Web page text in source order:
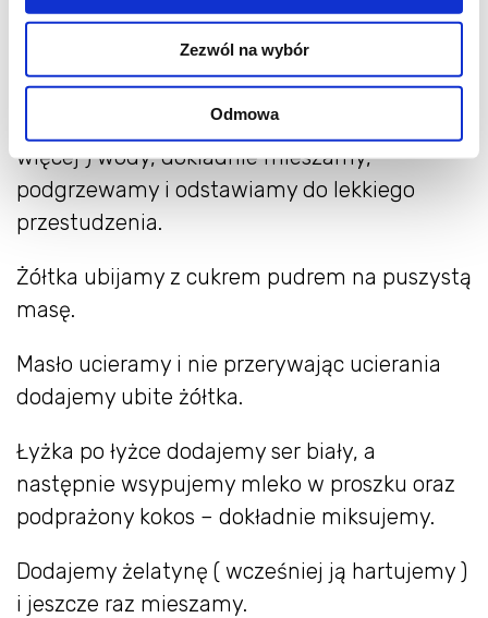
Zezwól na wybór
Odmowa
SPOSÓB PRZYRZĄDZENIA :
Kawę mielimy, zaparzamy, odcedzamy.
Żelatynę rozpuszczamy w ok. 0,5 szkl ( nie
więcej ) wody, dokładnie mieszamy,
podgrzewamy i odstawiamy do lekkiego
przestudzenia.
Żółtka ubijamy z cukrem pudrem na puszystą
masę.
Masło ucieramy i nie przerywając ucierania
dodajemy ubite żółtka.
Łyżka po łyżce dodajemy ser biały, a
następnie wsypujemy mleko w proszku oraz
podprażony kokos – dokładnie miksujemy.
Dodajemy żelatynę ( wcześniej ją hartujemy )
i jeszcze raz mieszamy.